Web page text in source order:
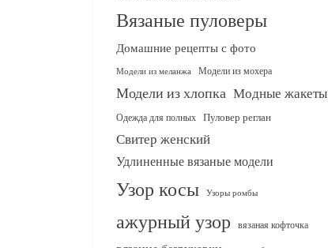
Вязаные пуловеры
Домашние рецепты с фото
Модели из меланжа Модели из мохера
Модели из хлопка Модные жакеты
Одежда для полных Пуловер реглан
Свитер женский
Удлиненные вязаные модели
Узор косы Узоры ромбы
ажурный узор вязаная кофточка